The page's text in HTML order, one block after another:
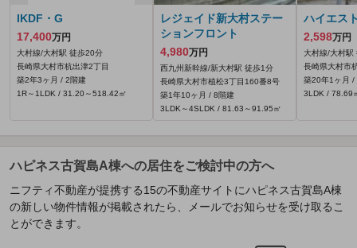
IKDF・G
17,400万円
大村線/大村駅 徒歩20分
長崎県大村市杭出津2丁目
築2年3ヶ月 / 2階建
1R～1LDK / 31.20～518.42㎡
レジェイド新大村ステー
ションフロント
4,980万円
西九州新幹線/新大村駅 徒歩1分
長崎県大村市植松3丁目160番8号
築1年10ヶ月 / 8階建
3LDK～4SLDK / 81.63～91.95㎡
ハイエス
2,598万円
大村線/大村駅
長崎県大村市
築20年1ヶ月 /
3LDK / 78.69
ハピネス古賀島A棟への居住をご検討中の方へ
ニフティ不動産が提携する15の不動産サイトにハピネス古賀島A棟
の新しい物件情報が掲載されたら、メールでお知らせを受け取るこ
とができます。